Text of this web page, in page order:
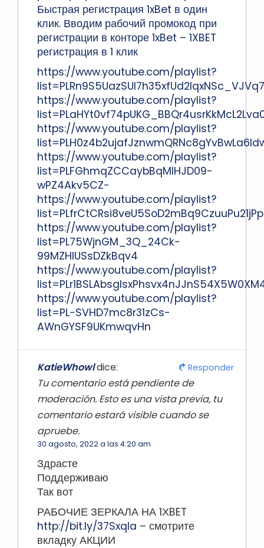
Быстрая регистрация 1xBet в один
клик. Вводим рабочий промокод при
регистрации в конторе 1xBet – 1XBET
регистрация в 1 клик
https://www.youtube.com/playlist?
list=PLRn9S5UazSUI7h35xfUd2IqxNSc_VJVq7
https://www.youtube.com/playlist?
https://www.youtube.com/playlist?
https://www.youtube.com/playlist?
list=PLFGhmqZCCaybBqMlHJD09-
wPZ4Akv5CZ-
https://www.youtube.com/playlist?
list=PLfrCtCRsi8veU5SoD2mBq9CzuuPu21jPp
https://www.youtube.com/playlist?
list=PL75WjnGM_3Q_24Ck-
99MZHIUSsDZkBqv4
https://www.youtube.com/playlist?
https://www.youtube.com/playlist?
list=PL-SVHD7mc8r31zCs-
AWnGYSF9UKmwqvHn
KatieWhowldice:
Tu comentario está pendiente de
moderación. Esto es una vista previa, tu
comentario estará visible cuando se
apruebe.
30 agosto, 2022 a las 4:20 am
Здрасте
Поддерживаю
Так вот
РАБОЧИЕ ЗЕРКАЛА НА 1ХBET
http://bit.ly/37SxqIa – смотрите
вкладку АКЦИИ
Responder